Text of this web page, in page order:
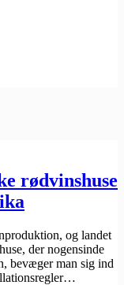
rødvinshuse
og landet
der nogensinde
bevæger man sig ind